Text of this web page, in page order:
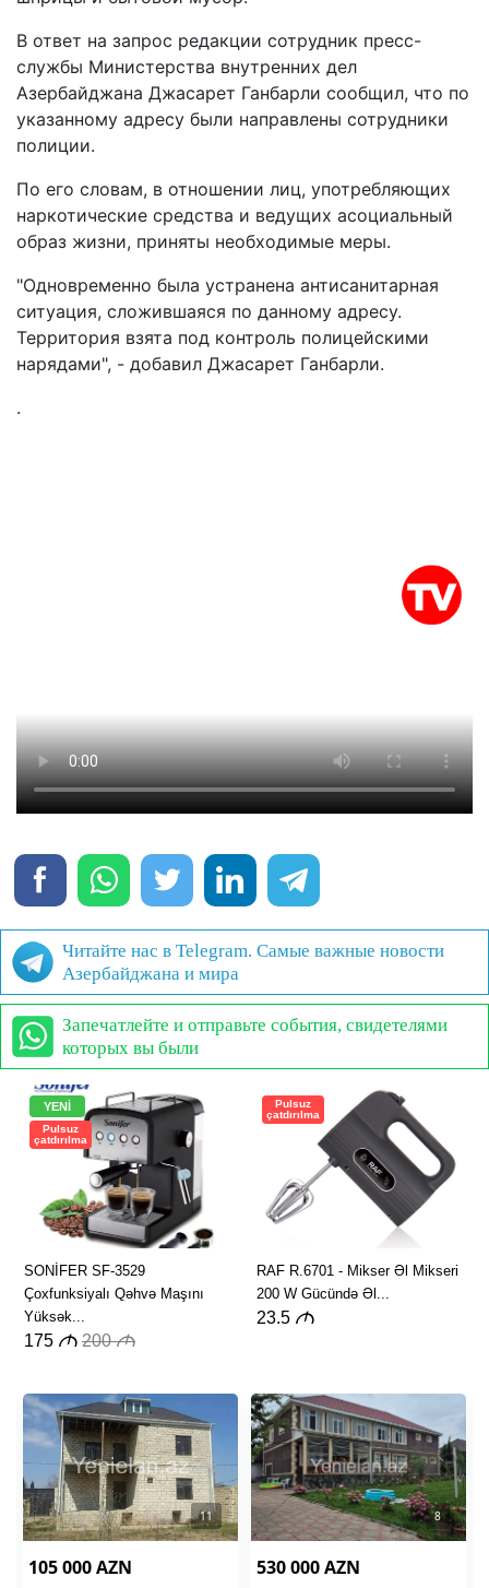
В ответ на запрос редакции сотрудник пресс-
службы Министерства внутренних дел
Азербайджана Джасарет Ганбарли сообщил, что по
указанному адресу были направлены сотрудники
полиции.
По его словам, в отношении лиц, употребляющих
наркотические средства и ведущих асоциальный
образ жизни, приняты необходимые меры.
"Одновременно была устранена антисанитарная
ситуация, сложившаяся по данному адресу.
Территория взята под контроль полицейскими
нарядами", - добавил Джасарет Ганбарли.
.
Читайте нас в Telegram. Самые важные новости
Азербайджана и мира
Запечатлейте и отправьте события, свидетелями
которых вы были